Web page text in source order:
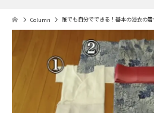
Column 誰でも自分でできる！基本の浴衣の